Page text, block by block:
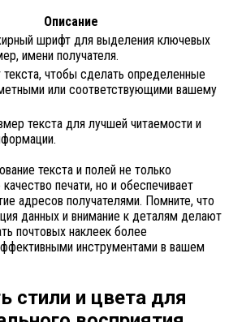
Описание
шрифт для выделения ключевых
имени получателя.
текста, чтобы сделать определенные
или соответствующими вашему
текста для лучшей читаемости и
текста и полей не только
печати, но и обеспечивает
адресов получателями. Помните, что
данных и внимание к деталям делают
почтовых наклеек более
инструментами в вашем
стили и цвета для